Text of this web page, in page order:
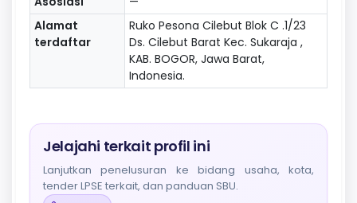
Alamat
terdaftar
Ruko Pesona Cilebut Blok C .1/23
Ds. Cilebut Barat Kec. Sukaraja ,
KAB. BOGOR, Jawa Barat,
Indonesia.
Jelajahi terkait profil ini
Lanjutkan penelusuran ke bidang usaha, kota,
tender LPSE terkait, dan panduan SBU.